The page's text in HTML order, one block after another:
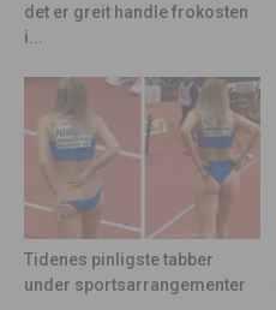
det er greit handle frokosten
i...
Tidenes pinligste tabber
under sportsarrangementer